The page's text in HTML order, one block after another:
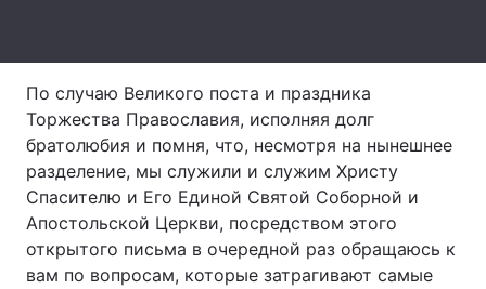
Здоров'я Туризм
Цікавинки Погода
Лонгріди
Відео з Youtube Статті
По случаю Великого поста и праздника
Торжества Православия, исполняя долг
братолюбия и помня, что, несмотря на нынешнее
разделение, мы служили и служим Христу
Спасителю и Его Единой Святой Соборной и
Апостольской Церкви, посредством этого
открытого письма в очередной раз обращаюсь к
вам по вопросам, которые затрагивают самые